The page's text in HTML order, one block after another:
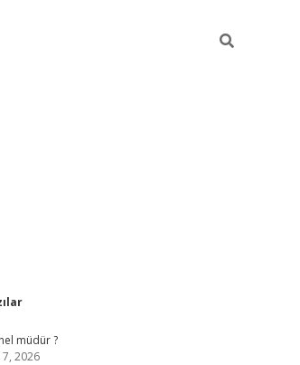
müdür ?
2026